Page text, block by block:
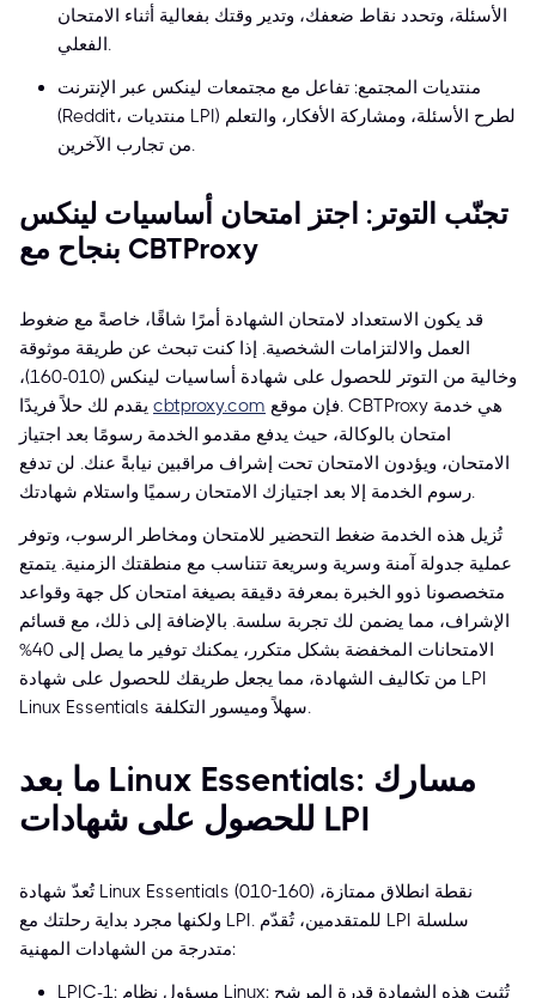
الأسئلة، وتحدد نقاط ضعفك، وتدير وقتك بفعالية أثناء الامتحان
الفعلي.
منتديات المجتمع: تفاعل مع مجتمعات لينكس عبر الإنترنت
(Reddit، منتديات LPI) لطرح الأسئلة، ومشاركة الأفكار، والتعلم
من تجارب الآخرين.
تجنّب التوتر: اجتز امتحان أساسيات لينكس
بنجاح مع CBTProxy
قد يكون الاستعداد لامتحان الشهادة أمرًا شاقًا، خاصةً مع ضغوط
العمل والالتزامات الشخصية. إذا كنت تبحث عن طريقة موثوقة
وخالية من التوتر للحصول على شهادة أساسيات لينكس (010-160)،
فإن موقع cbtproxy.com يقدم لك حلاً فريدًا. CBTProxy هي خدمة
امتحان بالوكالة، حيث يدفع مقدمو الخدمة رسومًا بعد اجتياز
الامتحان، ويؤدون الامتحان تحت إشراف مراقبين نيابةً عنك. لن تدفع
رسوم الخدمة إلا بعد اجتيازك الامتحان رسميًا واستلام شهادتك.
تُزيل هذه الخدمة ضغط التحضير للامتحان ومخاطر الرسوب، وتوفر
عملية جدولة آمنة وسرية وسريعة تتناسب مع منطقتك الزمنية. يتمتع
متخصصونا ذوو الخبرة بمعرفة دقيقة بصيغة امتحان كل جهة وقواعد
الإشراف، مما يضمن لك تجربة سلسة. بالإضافة إلى ذلك، مع قسائم
الامتحانات المخفضة بشكل متكرر، يمكنك توفير ما يصل إلى 40%
من تكاليف الشهادة، مما يجعل طريقك للحصول على شهادة LPI
Linux Essentials سهلاً وميسور التكلفة.
ما بعد Linux Essentials: مسارك
للحصول على شهادات LPI
تُعدّ شهادة Linux Essentials (010-160) نقطة انطلاق ممتازة،
ولكنها مجرد بداية رحلتك مع LPI. للمتقدمين، تُقدّم LPI سلسلة
متدرجة من الشهادات المهنية:
LPIC-1: مسؤول نظام Linux: تُثبت هذه الشهادة قدرة المرشح